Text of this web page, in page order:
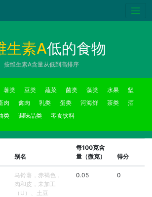
生素A低的食物
按维生素A含量从低到高排序
薯类 豆类 蔬菜 菌类 藻类 水果
坚
肉 禽肉 乳类 蛋类 河海鲜 茶类
酒
类 调味品类 零食饮料
别名
每100克含
量（微克）
得分
马铃薯，赤褐色，
肉和皮，未加工
（U）、土豆
0.05 0